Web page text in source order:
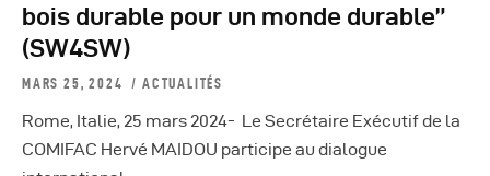
bois durable pour un monde durable”
(SW4SW)
MARS 25, 2024 ACTUALITÉS
Rome, Italie, 25 mars 2024- Le Secrétaire Exécutif de la
COMIFAC Hervé MAIDOU participe au dialogue